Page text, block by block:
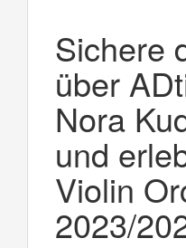
Sichere
über
Nora
und
Violin
2023/